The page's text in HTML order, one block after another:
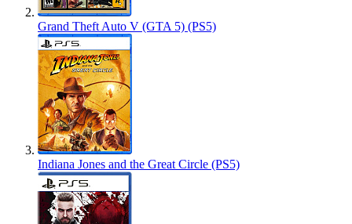
Grand Theft Auto V (GTA 5) (PS5)
Indiana Jones and the Great Circle (PS5)